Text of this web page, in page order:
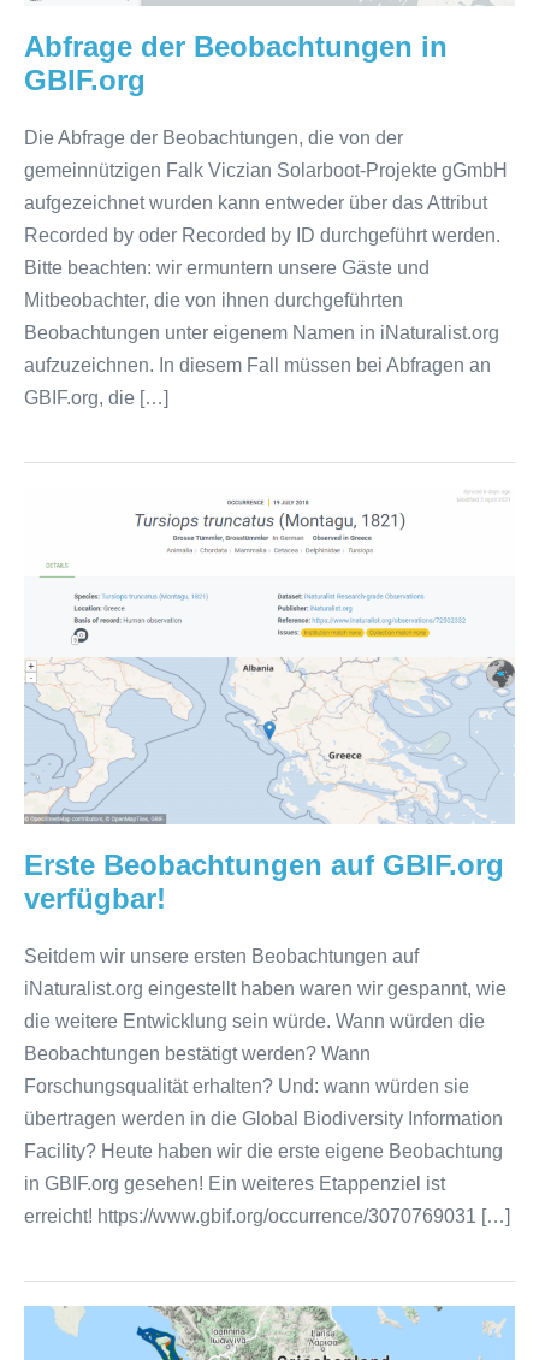
Abfrage der Beobachtungen in
GBIF.org
Die Abfrage der Beobachtungen, die von der
gemeinnützigen Falk Viczian Solarboot-Projekte gGmbH
aufgezeichnet wurden kann entweder über das Attribut
Recorded by oder Recorded by ID durchgeführt werden.
Bitte beachten: wir ermuntern unsere Gäste und
Mitbeobachter, die von ihnen durchgeführten
Beobachtungen unter eigenem Namen in iNaturalist.org
aufzuzeichnen. In diesem Fall müssen bei Abfragen an
GBIF.org, die […]
auf
GBIF.org
verfügbar!
Erste Beobachtungen auf GBIF.org
verfügbar!
Seitdem wir unsere ersten Beobachtungen auf
iNaturalist.org eingestellt haben waren wir gespannt, wie
die weitere Entwicklung sein würde. Wann würden die
Beobachtungen bestätigt werden? Wann
Forschungsqualität erhalten? Und: wann würden sie
übertragen werden in die Global Biodiversity Information
Facility? Heute haben wir die erste eigene Beobachtung
in GBIF.org gesehen! Ein weiteres Etappenziel ist
erreicht! https://www.gbif.org/occurrence/3070769031 […]
Routen